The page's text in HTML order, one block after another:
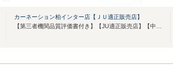
カーネーション柏インター店【ＪＵ適正販売店】
【第三者機関品質評価書付き】【JU適正販売店】【中古自動車販売士資格者常駐】